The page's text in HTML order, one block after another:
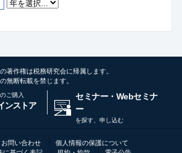
著作権は税務研究会に帰属します。
無断転載を禁じます。
ご購入
ンストア
セミナー・Webセミナ
ー
を探す、申し込む
お問い合わせ
個人情報の保護について